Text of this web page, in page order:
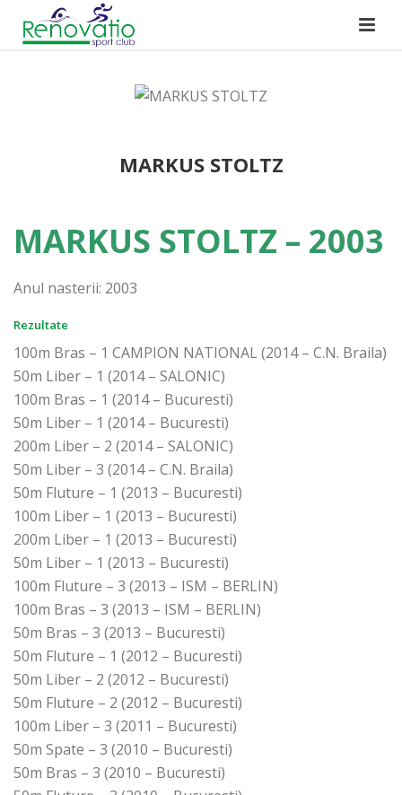
MARKUS STOLTZ
MARKUS STOLTZ – 2003
Anul nasterii: 2003
Rezultate
100m Bras – 1 CAMPION NATIONAL (2014 – C.N. Braila)
50m Liber – 1 (2014 – SALONIC)
100m Bras – 1 (2014 – Bucuresti)
50m Liber – 1 (2014 – Bucuresti)
200m Liber – 2 (2014 – SALONIC)
50m Liber – 3 (2014 – C.N. Braila)
50m Fluture – 1 (2013 – Bucuresti)
100m Liber – 1 (2013 – Bucuresti)
200m Liber – 1 (2013 – Bucuresti)
50m Liber – 1 (2013 – Bucuresti)
100m Fluture – 3 (2013 – ISM – BERLIN)
100m Bras – 3 (2013 – ISM – BERLIN)
50m Bras – 3 (2013 – Bucuresti)
50m Fluture – 1 (2012 – Bucuresti)
50m Liber – 2 (2012 – Bucuresti)
50m Fluture – 2 (2012 – Bucuresti)
100m Liber – 3 (2011 – Bucuresti)
50m Spate – 3 (2010 – Bucuresti)
50m Bras – 3 (2010 – Bucuresti)